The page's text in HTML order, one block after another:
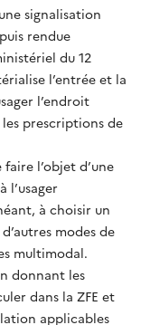
signalisation
rendue
du 12
l’entrée et la
l’endroit
prescriptions de
faire l’objet d’une
l’usager
à choisir un
modes de
multimodal.
donnant les
dans la ZFE et
applicables